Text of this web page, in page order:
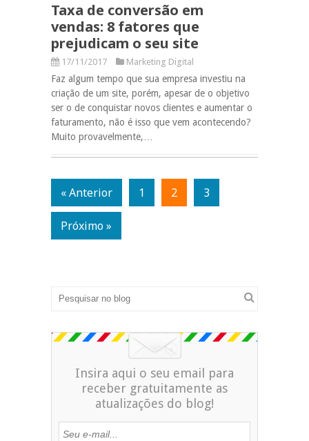
Taxa de conversão em
vendas: 8 fatores que
prejudicam o seu site
17/11/2017 Marketing Digital
Faz algum tempo que sua empresa investiu na
criação de um site, porém, apesar de o objetivo
ser o de conquistar novos clientes e aumentar o
faturamento, não é isso que vem acontecendo?
Muito provavelmente,…
« Anterior 1 2 3
Próximo »
Insira aqui o seu email para
receber gratuitamente as
atualizações do blog!